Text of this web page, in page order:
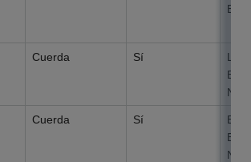
Cuerda Sí
La
El
No
Cuerda Sí
El
El
No